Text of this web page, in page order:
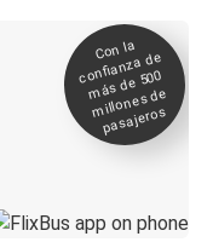
Con la
confianza de
más de 500
millones de
pasajeros